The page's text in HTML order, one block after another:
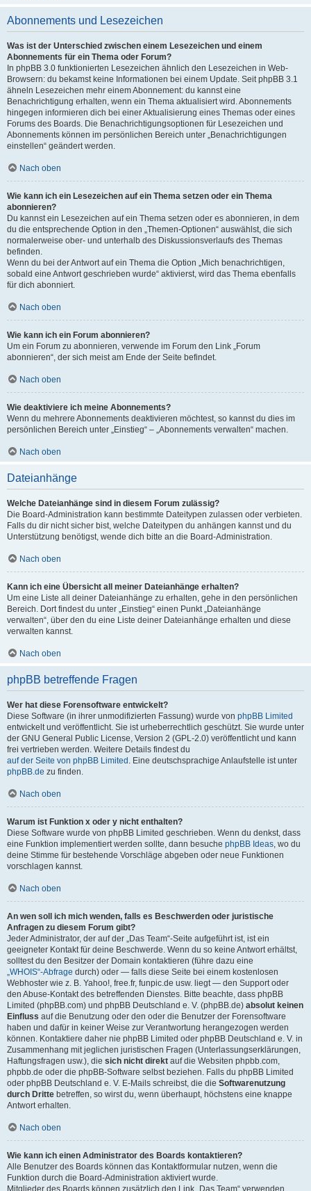
Abonnements und Lesezeichen
Was ist der Unterschied zwischen einem Lesezeichen und einem
Abonnements für ein Thema oder Forum?
In phpBB 3.0 funktionierten Lesezeichen ähnlich den Lesezeichen in Web-
Browsern: du bekamst keine Informationen bei einem Update. Seit phpBB 3.1
ähneln Lesezeichen mehr einem Abonnement: du kannst eine
Benachrichtigung erhalten, wenn ein Thema aktualisiert wird. Abonnements
hingegen informieren dich bei einer Aktualisierung eines Themas oder eines
Forums des Boards. Die Benachrichtigungsoptionen für Lesezeichen und
Abonnements können im persönlichen Bereich unter „Benachrichtigungen
einstellen“ geändert werden.
Nach oben
Wie kann ich ein Lesezeichen auf ein Thema setzen oder ein Thema
abonnieren?
Du kannst ein Lesezeichen auf ein Thema setzen oder es abonnieren, in dem
du die entsprechende Option in den „Themen-Optionen“ auswählst, die sich
normalerweise ober- und unterhalb des Diskussionsverlaufs des Themas
befinden.
Wenn du bei der Antwort auf ein Thema die Option „Mich benachrichtigen,
sobald eine Antwort geschrieben wurde“ aktivierst, wird das Thema ebenfalls
für dich abonniert.
Nach oben
Wie kann ich ein Forum abonnieren?
Um ein Forum zu abonnieren, verwende im Forum den Link „Forum
abonnieren“, der sich meist am Ende der Seite befindet.
Nach oben
Wie deaktiviere ich meine Abonnements?
Wenn du mehrere Abonnements deaktivieren möchtest, so kannst du dies im
persönlichen Bereich unter „Einstieg“ – „Abonnements verwalten“ machen.
Nach oben
Dateianhänge
Welche Dateianhänge sind in diesem Forum zulässig?
Die Board-Administration kann bestimmte Dateitypen zulassen oder verbieten.
Falls du dir nicht sicher bist, welche Dateitypen du anhängen kannst und du
Unterstützung benötigst, wende dich bitte an die Board-Administration.
Nach oben
Kann ich eine Übersicht all meiner Dateianhänge erhalten?
Um eine Liste all deiner Dateianhänge zu erhalten, gehe in den persönlichen
Bereich. Dort findest du unter „Einstieg“ einen Punkt „Dateianhänge
verwalten“, über den du eine Liste deiner Dateianhänge erhalten und diese
verwalten kannst.
Nach oben
phpBB betreffende Fragen
Wer hat diese Forensoftware entwickelt?
Diese Software (in ihrer unmodifizierten Fassung) wurde von phpBB Limited
entwickelt und veröffentlicht. Sie ist urheberrechtlich geschützt. Sie wurde unter
der GNU General Public License, Version 2 (GPL-2.0) veröffentlicht und kann
frei vertrieben werden. Weitere Details findest du
auf der Seite von phpBB Limited . Eine deutschsprachige Anlaufstelle ist unter
phpBB.de zu finden.
Nach oben
Warum ist Funktion x oder y nicht enthalten?
Diese Software wurde von phpBB Limited geschrieben. Wenn du denkst, dass
eine Funktion implementiert werden sollte, dann besuche phpBB Ideas, wo du
deine Stimme für bestehende Vorschläge abgeben oder neue Funktionen
vorschlagen kannst.
Nach oben
An wen soll ich mich wenden, falls es Beschwerden oder juristische
Anfragen zu diesem Forum gibt?
Jeder Administrator, der auf der „Das Team“-Seite aufgeführt ist, ist ein
geeigneter Kontakt für deine Beschwerde. Wenn du so keine Antwort erhältst,
solltest du den Besitzer der Domain kontaktieren (führe dazu eine
„WHOIS“-Abfrage durch) oder — falls diese Seite bei einem kostenlosen
Webhoster wie z. B. Yahoo!, free.fr, funpic.de usw. liegt — den Support oder
den Abuse-Kontakt des betreffenden Dienstes. Bitte beachte, dass phpBB
Limited (phpBB.com) und phpBB Deutschland e. V. (phpBB.de) absolut keinen
Einfluss auf die Benutzung oder den oder die Benutzer der Forensoftware
haben und dafür in keiner Weise zur Verantwortung herangezogen werden
können. Kontaktiere daher nie phpBB Limited oder phpBB Deutschland e. V. in
Zusammenhang mit jeglichen juristischen Fragen (Unterlassungserklärungen,
Haftungsfragen usw.), die sich nicht direkt auf die Websiten phpbb.com,
phpbb.de oder die phpBB-Software selbst beziehen. Falls du phpBB Limited
oder phpBB Deutschland e. V. E-Mails schreibst, die die Softwarenutzung
durch Dritte betreffen, so wirst du, wenn überhaupt, höchstens eine knappe
Antwort erhalten.
Nach oben
Wie kann ich einen Administrator des Boards kontaktieren?
Alle Benutzer des Boards können das Kontaktformular nutzen, wenn die
Funktion durch die Board-Administration aktiviert wurde.
Mitglieder des Boards können zusätzlich den Link „Das Team“ verwenden.